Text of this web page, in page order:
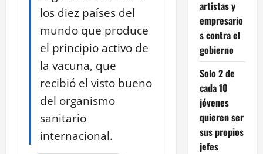
los diez países del
mundo que produce
el principio activo de
la vacuna, que
recibió el visto bueno
del organismo
sanitario
internacional.
artistas y
empresario
s contra el
gobierno
Solo 2 de
cada 10
jóvenes
quieren ser
sus propios
jefes